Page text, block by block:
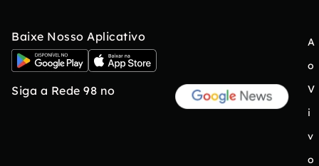
Baixe Nosso Aplicativo
Siga a Rede 98 no
A
o
V
i
v
o